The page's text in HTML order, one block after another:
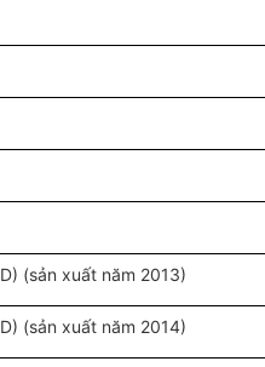
(sản xuất năm 2013)
(sản xuất năm 2014)